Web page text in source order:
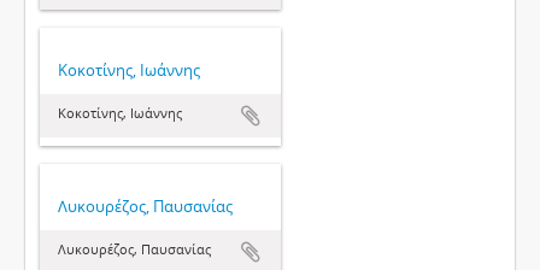
Κοκοτίνης, Ιωάννης
Κοκοτίνης, Ιωάννης
Λυκουρέζος, Παυσανίας
Λυκουρέζος, Παυσανίας